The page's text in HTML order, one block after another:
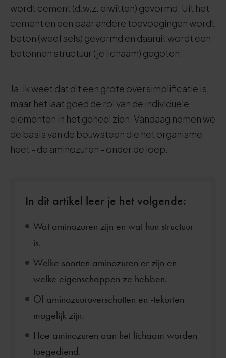
wordt cement (d.w.z. eiwitten) gevormd. Uit het
cement en een paar andere toevoegingen wordt
beton (weefsels) gevormd en daaruit wordt een
betonnen structuur (je lichaam) gegoten.
Ja, ik weet dat dit een grote oversimplificatie is,
maar het laat goed de rol van de individuele
elementen in het geheel zien. Vandaag nemen we
de basis van de bouwsteen die het organisme
heet - de aminozuren - onder de loep.
In dit artikel leer je het volgende:
Wat aminozuren zijn en wat hun structuur
is.
Welke soorten aminozuren er zijn en
welke eigenschappen ze hebben.
Of aminozuuroverschotten en -tekorten
mogelijk zijn.
Hoe aminozuren aan het lichaam worden
toegediend.